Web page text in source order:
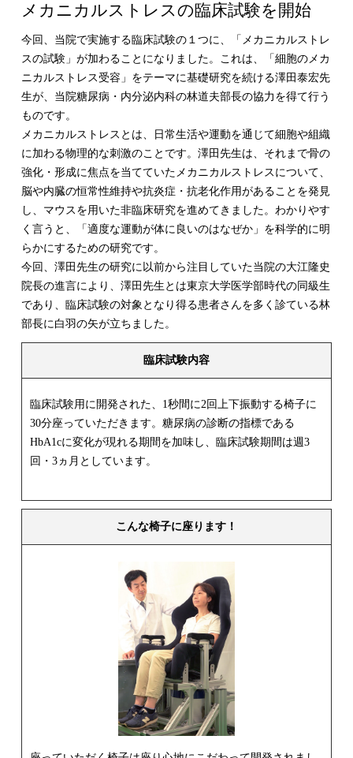
メカニカルストレスの臨床試験を開始
今回、当院で実施する臨床試験の１つに、「メカニカルストレ
スの試験」が加わることになりました。これは、「細胞のメカ
ニカルストレス受容」をテーマに基礎研究を続ける澤田泰宏先
生が、当院糖尿病・内分泌内科の林道夫部長の協力を得て行う
ものです。
メカニカルストレスとは、日常生活や運動を通じて細胞や組織
に加わる物理的な刺激のことです。澤田先生は、それまで骨の
強化・形成に焦点を当てていたメカニカルストレスについて、
脳や内臓の恒常性維持や抗炎症・抗老化作用があることを発見
し、マウスを用いた非臨床研究を進めてきました。わかりやす
く言うと、「適度な運動が体に良いのはなぜか」を科学的に明
らかにするための研究です。
今回、澤田先生の研究に以前から注目していた当院の大江隆史
院長の進言により、澤田先生とは東京大学医学部時代の同級生
であり、臨床試験の対象となり得る患者さんを多く診ている林
部長に白羽の矢が立ちました。
臨床試験内容
臨床試験用に開発された、1秒間に2回上下振動する椅子に
30分座っていただきます。糖尿病の診断の指標である
HbA1cに変化が現れる期間を加味し、臨床試験期間は週3
回・3ヵ月としています。
こんな椅子に座ります！